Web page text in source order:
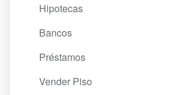
Hipotecas
Bancos
Préstamos
Vender Piso